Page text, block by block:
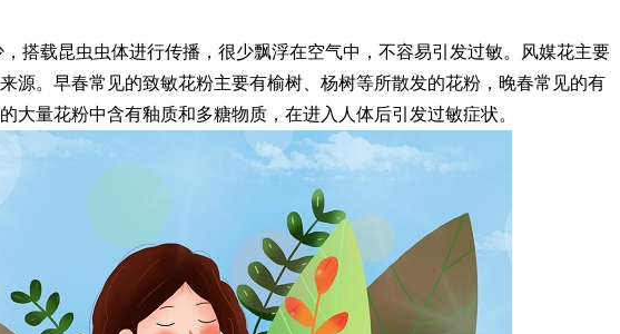
搭载昆虫虫体进行传播，很少飘浮在空气中，不容易引发过敏。风媒花主要
源。早春常见的致敏花粉主要有榆树、杨树等所散发的花粉，晚春常见的有
大量花粉中含有釉质和多糖物质，在进入人体后引发过敏症状。